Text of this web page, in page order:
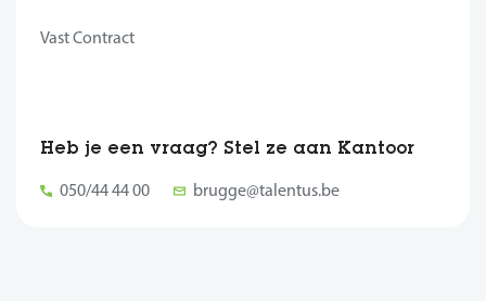
Vast Contract
Heb je een vraag? Stel ze aan Kantoor
050/44 44 00 brugge@talentus.be